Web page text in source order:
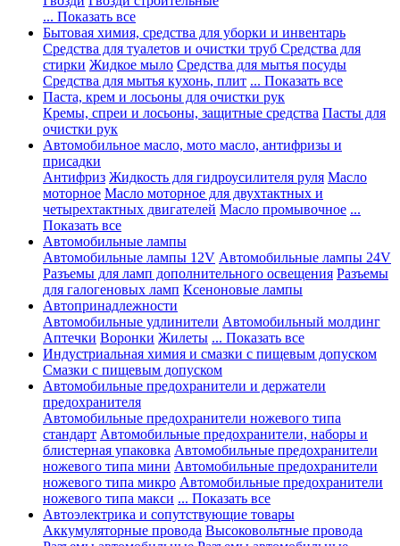
... Показать все
Бытовая химия, средства для уборки и инвентарь
Средства для туалетов и очистки труб Средства для
стирки Жидкое мыло Средства для мытья посуды
Средства для мытья кухонь, плит ... Показать все
Паста, крем и лосьоны для очистки рук
Кремы, спреи и лосьоны, защитные средства Пасты для
очистки рук
Автомобильное масло, мото масло, антифризы и
присадки
Антифриз Жидкость для гидроусилителя руля Масло
моторное Масло моторное для двухтактных и
четырехтактных двигателей Масло промывочное ...
Показать все
Автомобильные лампы
Автомобильные лампы 12V Автомобильные лампы 24V
Разъемы для ламп дополнительного освещения Разъемы
для галогеновых ламп Ксеноновые лампы
Автопринадлежности
Автомобильные удлинители Автомобильный молдинг
Аптечки Воронки Жилеты ... Показать все
Индустриальная химия и смазки с пищевым допуском
Смазки с пищевым допуском
Автомобильные предохранители и держатели
предохранителя
Автомобильные предохранители ножевого типа
стандарт Автомобильные предохранители, наборы и
блистерная упаковка Автомобильные предохранители
ножевого типа мини Автомобильные предохранители
ножевого типа микро Автомобильные предохранители
ножевого типа макси ... Показать все
Автоэлектрика и сопутствующие товары
Аккумуляторные провода Высоковольтные провода